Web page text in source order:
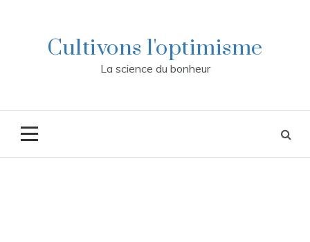
Cultivons l'optimisme
La science du bonheur